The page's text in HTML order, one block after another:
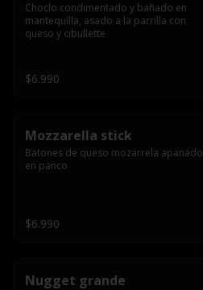
Choclo condimentado y bañado en
mantequilla, asado a la parrilla con
queso y cibullette
$6.990
Mozzarella stick
Batones de queso mozarrela apanado
en panco
$6.990
Nugget grande